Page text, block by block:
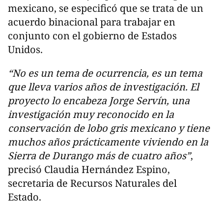
mexicano, se especificó que se trata de un
acuerdo binacional para trabajar en
conjunto con el gobierno de Estados
Unidos.
“No es un tema de ocurrencia, es un tema
que lleva varios años de investigación. El
proyecto lo encabeza Jorge Servín, una
investigación muy reconocido en la
conservación de lobo gris mexicano y tiene
muchos años prácticamente viviendo en la
Sierra de Durango más de cuatro años”,
precisó Claudia Hernández Espino,
secretaria de Recursos Naturales del
Estado.